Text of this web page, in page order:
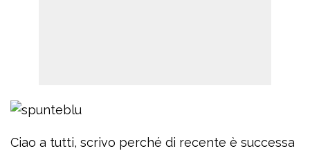
Ciao a tutti, scrivo perché di recente è successa